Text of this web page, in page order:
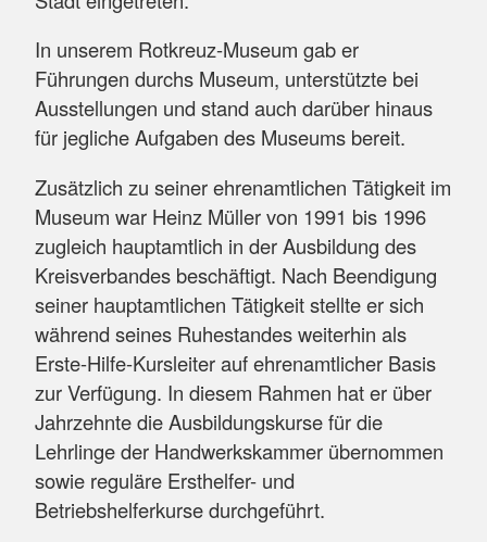
In unserem Rotkreuz-Museum gab er
Führungen durchs Museum, unterstützte bei
Ausstellungen und stand auch darüber hinaus
für jegliche Aufgaben des Museums bereit.
Zusätzlich zu seiner ehrenamtlichen Tätigkeit im
Museum war Heinz Müller von 1991 bis 1996
zugleich hauptamtlich in der Ausbildung des
Kreisverbandes beschäftigt. Nach Beendigung
seiner hauptamtlichen Tätigkeit stellte er sich
während seines Ruhestandes weiterhin als
Erste-Hilfe-Kursleiter auf ehrenamtlicher Basis
zur Verfügung. In diesem Rahmen hat er über
Jahrzehnte die Ausbildungskurse für die
Lehrlinge der Handwerkskammer übernommen
sowie reguläre Ersthelfer- und
Betriebshelferkurse durchgeführt.